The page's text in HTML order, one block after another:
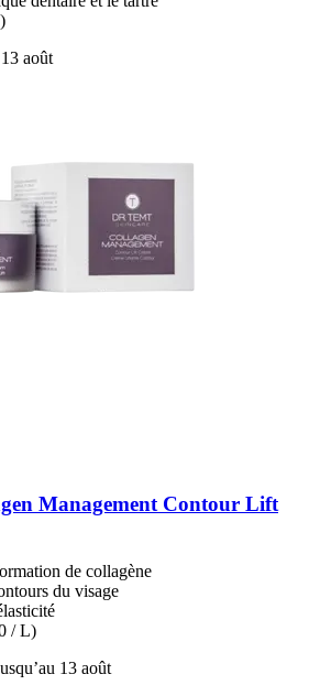
août
Management Contour Lift
de collagène
du visage
/ L)
13 août